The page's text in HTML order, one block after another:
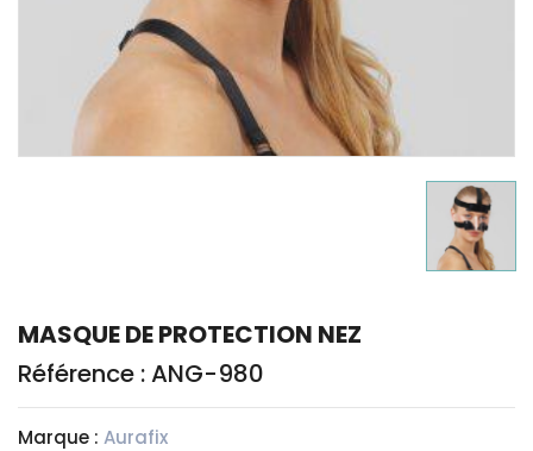
MASQUE DE PROTECTION NEZ
Référence : ANG-980
Marque : Aurafix